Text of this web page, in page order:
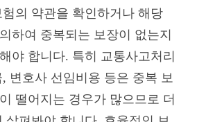
의 약관을 확인하거나 해당
하여 중복되는 보장이 없는지
야 합니다. 특히 교통사고처리
변호사 선임비용 등은 중복 보
떨어지는 경우가 많으므로 더